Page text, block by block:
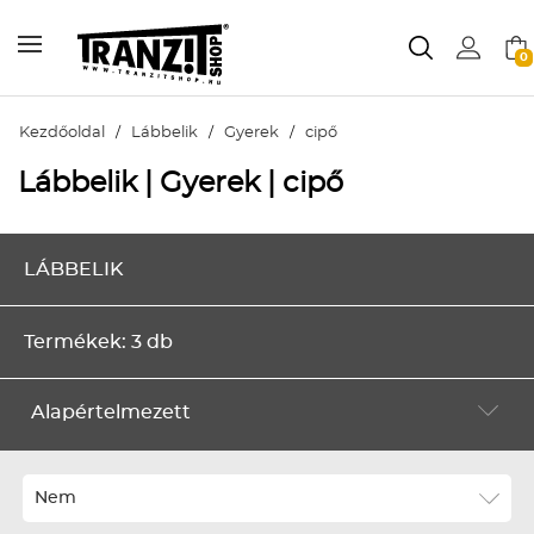
0
Kezdőoldal / Lábbelik / Gyerek / cipő
Lábbelik | Gyerek | cipő
LÁBBELIK
Termékek: 3 db
Alapértelmezett
Alapértelmezett
Legújabbak
Nem